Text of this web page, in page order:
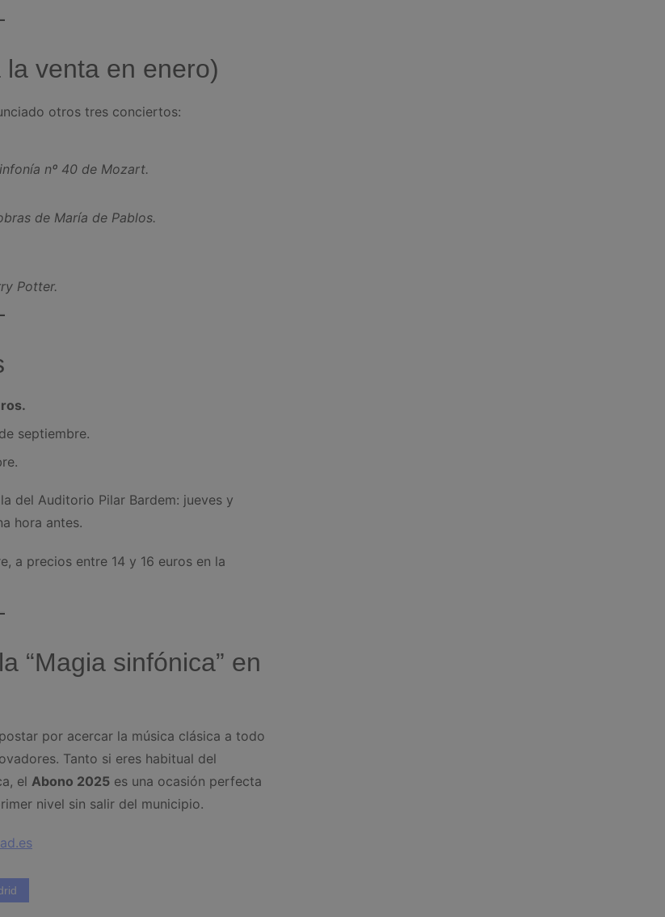
venta en enero)
otros tres conciertos:
nº 40 de Mozart.
de María de Pablos.
Potter.
septiembre.
del Auditorio Pilar Bardem: jueves y
hora antes.
a precios entre 14 y 16 euros en la
“Magia sinfónica” en
por acercar la música clásica a todo
Tanto si eres habitual del
el Abono 2025 es una ocasión perfecta
nivel sin salir del municipio.